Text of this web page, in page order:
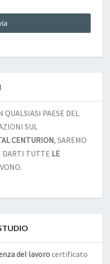
PAESE DEL
SUL
CENTURION, SAREMO
DARTI TUTTE LE
del lavorocertificato